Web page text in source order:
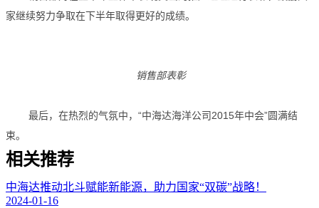
家继续努力争取在下半年取得更好的成绩。
销售部表彰
最后，在热烈的气氛中，“中海达海洋公司2015年中会”圆满结
束。
相关推荐
中海达推动北斗赋能新能源，助力国家“双碳”战略！
2024-01-16